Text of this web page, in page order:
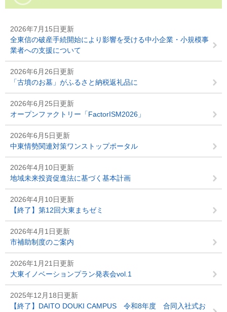
2026年7月15日更新
全東信の破産手続開始により影響を受ける中小企業・小規模事
業者への支援について
2026年6月26日更新
「古墳のお墓」がふるさと納税返礼品に
2026年6月25日更新
オープンファクトリー「FactorISM2026」
2026年6月5日更新
中東情勢関連対策ワンストップポータル
2026年4月10日更新
地域未来投資促進法に基づく基本計画
2026年4月10日更新
【終了】第12回大東まちゼミ
2026年4月1日更新
市補助制度のご案内
2026年1月21日更新
大東イノベーションプラン発表会vol.1
2025年12月18日更新
【終了】DAITO DOUKI CAMPUS 令和8年度 合同入社式お